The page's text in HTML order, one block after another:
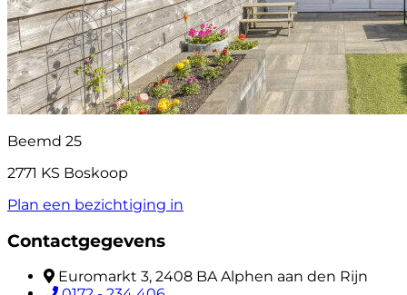
Beemd 25
2771 KS Boskoop
Plan een bezichtiging in
Contactgegevens
Euromarkt 3, 2408 BA Alphen aan den Rijn